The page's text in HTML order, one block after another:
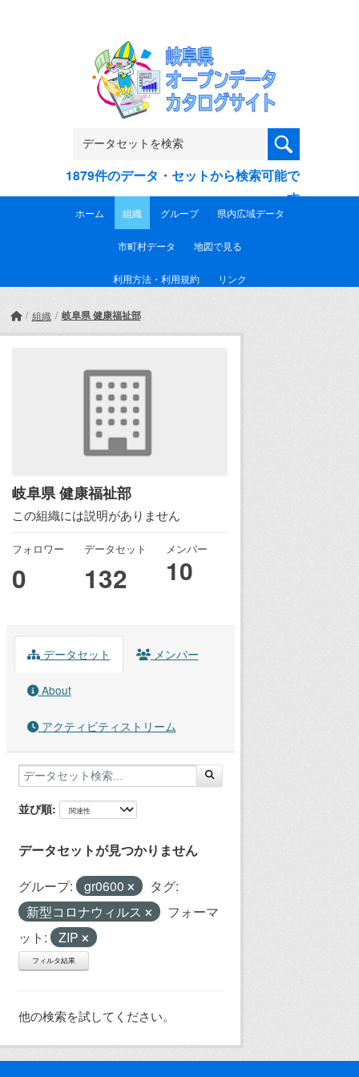
1879件のデータ・セットから検索可能で
す
ホーム 組織 グループ 県内広域データ
市町村データ 地図で見る
利用方法・利用規約 リンク
組織 岐阜県 健康福祉部
岐阜県 健康福祉部
この組織には説明がありません
フォロワー
0
データセット
132
メンバー
10
データセット メンバー
About
アクティビティストリーム
並び順
データセットが見つかりません
グループ: gr0600
タグ:
新型コロナウィルス
フォーマ
ット:
ZIP
フィルタ結果
他の検索を試してください。